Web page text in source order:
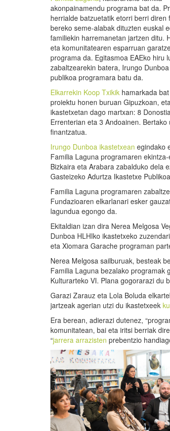
akonpainamendu programa bat da.
herrialde batzuetatik etorri berri diren
bereko seme-alabak dituzten euskal
familiekin harremanetan jartzen ditu.
eta komunitatearen esparruan
programa da. Egitasmoa EAEko hiru
zabaltzearekin batera, Irungo
publikoa programara batu da.
Elkarrekin Koop Txikik hamarkada
proiektu honen buruan Gipuzkoan,
ikastetxetan dago martxan: 8
Errenterian eta 3 Andoainen. Bertako
finantzatua.
Irungo Dunboa ikastetxean egindako
Familia Laguna programaren
Bizkaira eta Arabara zabalduko dela
Gasteizeko Adurtza Ikastetxe
Familia Laguna programaren
Fundazioaren elkarlanari esker
lagundua egongo da.
Ekitaldian izan dira Nerea Melgosa
Dunboa HLHIko ikastetxeko
eta Xiomara Garache programan
Nerea Melgosa sailburuak, besteak
Familia Laguna bezalako programak
Kulturarteko VI. Plana gogorarazi du
Garazi Zarauz eta Lola Boluda
jartzeak agerian utzi du ikastetxeek
Era berean, adierazi dutenez,
komunitatean, bai eta iritsi berriak
“jarrera arrazisten prebentzio